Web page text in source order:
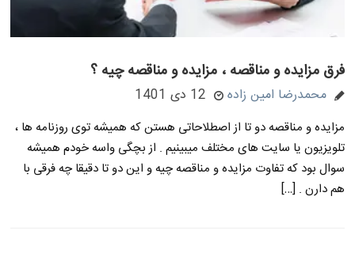
فرق مزایده و مناقصه ، مزایده و مناقصه چیه ؟
محمدرضا امین زاده 12 دی 1401
مزایده و مناقصه دو تا از اصطلاحاتی هستن که همیشه توی روزنامه ها ،
تلویزیون یا سایت های مختلف میبینیم . از بچگی واسه خودم همیشه
سوال بود که تفاوت مزایده و مناقصه چیه و این دو تا دقیقا چه فرقی با
هم دارن . […]